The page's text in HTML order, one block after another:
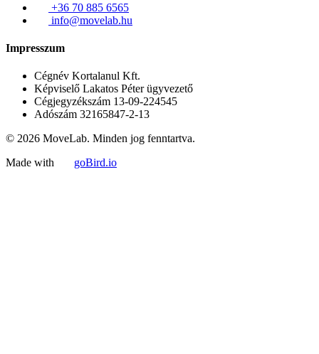
+36 70 885 6565
info@movelab.hu
Impresszum
Cégnév Kortalanul Kft.
Képviselő Lakatos Péter ügyvezető
Cégjegyzékszám 13-09-224545
Adószám 32165847-2-13
© 2026 MoveLab. Minden jog fenntartva.
Made with
goBird.io